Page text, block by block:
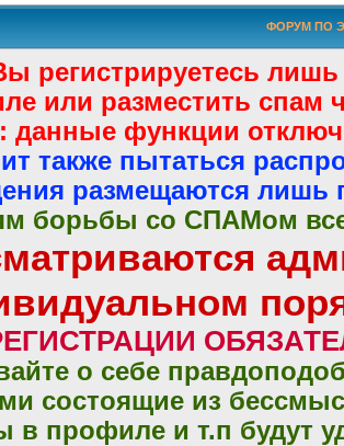
ФОРУМ ПО
регистрируетесь
или разместить спам
данные функции
также пытаться
размещаются лишь
борьбы со СПАМом все
о себе
состоящие из
в профиле и т.п будут